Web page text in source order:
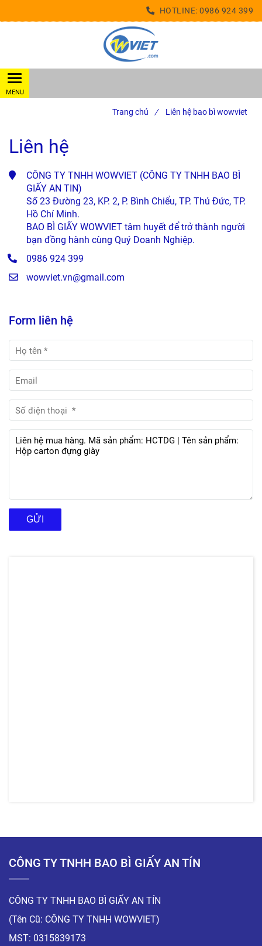
HOTLINE: 0986 924 399
Trang chủ / Liên hệ bao bì wowviet
Liên hệ
CÔNG TY TNHH WOWVIET (CÔNG TY TNHH BAO BÌ
GIẤY AN TIN)
Số 23 Đường 23, KP. 2, P. Bình Chiểu, TP. Thủ Đức, TP.
Hồ Chí Minh.
BAO BÌ GIẤY WOWVIET tâm huyết để trở thành người
bạn đồng hành cùng Quý Doanh Nghiệp.
0986 924 399
wowviet.vn@gmail.com
Form liên hệ
GỬI
CÔNG TY TNHH BAO BÌ GIẤY AN TÍN
CÔNG TY TNHH BAO BÌ GIẤY AN TÍN
(Tên Cũ: CÔNG TY TNHH WOWVIET)
MST: 0315839173